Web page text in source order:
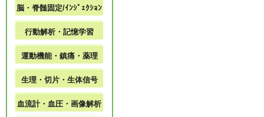
脳・脊髄固定/ｲﾝｼﾞｪｸｼｮﾝ
行動解析・記憶学習
運動機能・鎮痛・薬理
生理・切片・生体信号
血流計・血圧・画像解析